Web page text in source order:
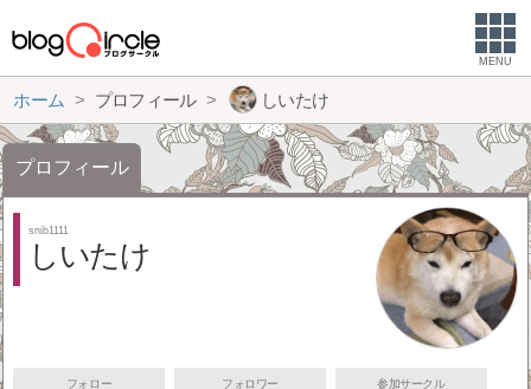
MENU
ホーム プロフィール しいたけ
プロフィール
snib1111
しいたけ
フォロー フォロワー 参加サークル